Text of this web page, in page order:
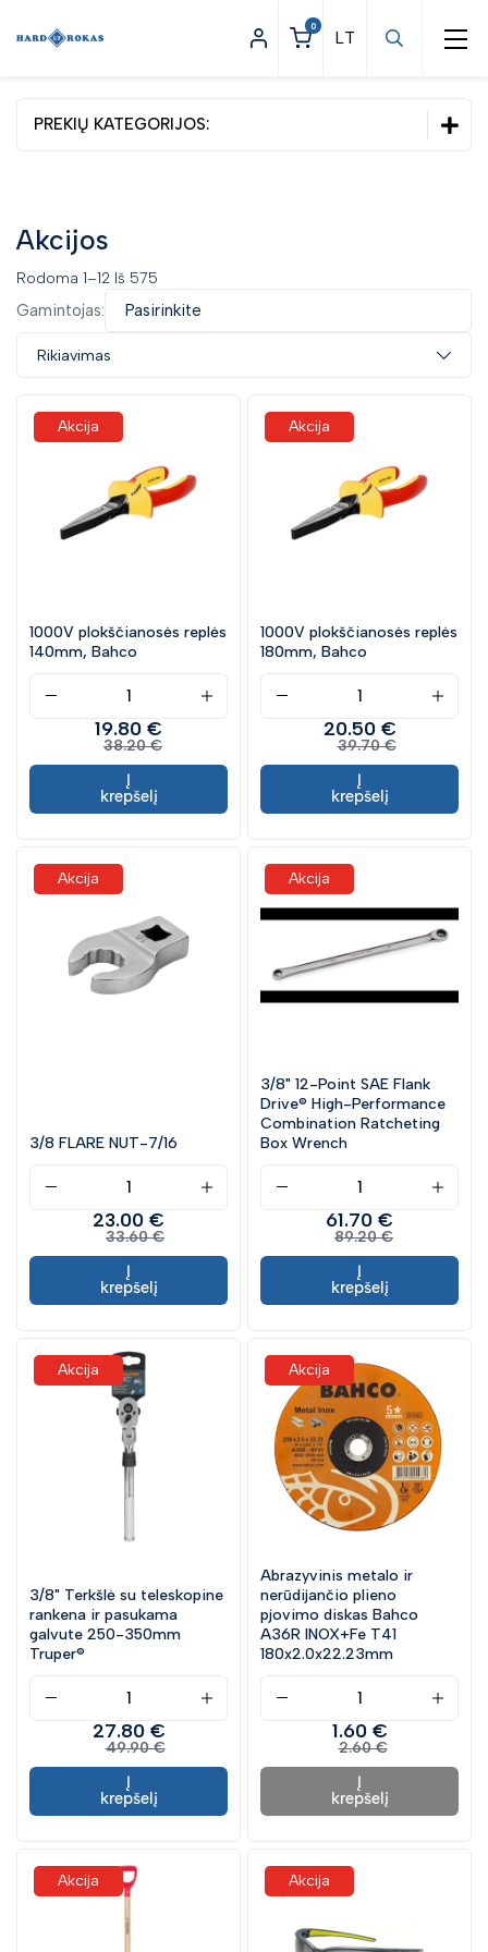
0
PREKIŲ KATEGORIJOS:
Asmeninės apsaugos priemonės
Darbo apranga
Įrankiai
Akcijos
Rodoma 1–12 Iš 575
Gamintojas: Pasirinkite
Rikiavimas
Akcija
1000V plokščianosės replės
140mm, Bahco
19.80 €
38.20 €
Į
krepšelį
Akcija
1000V plokščianosės replės
180mm, Bahco
20.50 €
39.70 €
Į
krepšelį
Akcija
3/8 FLARE NUT-7/16
23.00 €
33.60 €
Į
krepšelį
Akcija
3/8" 12-Point SAE Flank
Drive® High-Performance
Combination Ratcheting
Box Wrench
61.70 €
89.20 €
Į
krepšelį
Akcija
3/8" Terkšlė su teleskopine
rankena ir pasukama
galvute 250-350mm
Truper®
27.80 €
49.90 €
Į
krepšelį
Akcija
Abrazyvinis metalo ir
nerūdijančio plieno
pjovimo diskas Bahco
A36R INOX+Fe T41
180x2.0x22.23mm
1.60 €
2.60 €
Į
krepšelį
Akcija Akcija